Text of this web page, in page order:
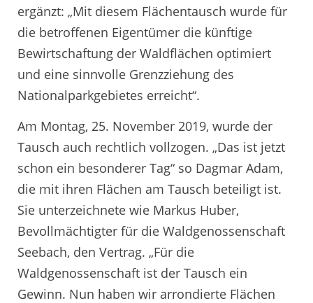
ergänzt: „Mit diesem Flächentausch wurde für
die betroffenen Eigentümer die künftige
Bewirtschaftung der Waldflächen optimiert
und eine sinnvolle Grenzziehung des
Nationalparkgebietes erreicht“.
Am Montag, 25. November 2019, wurde der
Tausch auch rechtlich vollzogen. „Das ist jetzt
schon ein besonderer Tag“ so Dagmar Adam,
die mit ihren Flächen am Tausch beteiligt ist.
Sie unterzeichnete wie Markus Huber,
Bevollmächtigter für die Waldgenossenschaft
Seebach, den Vertrag. „Für die
Waldgenossenschaft ist der Tausch ein
Gewinn. Nun haben wir arrondierte Flächen